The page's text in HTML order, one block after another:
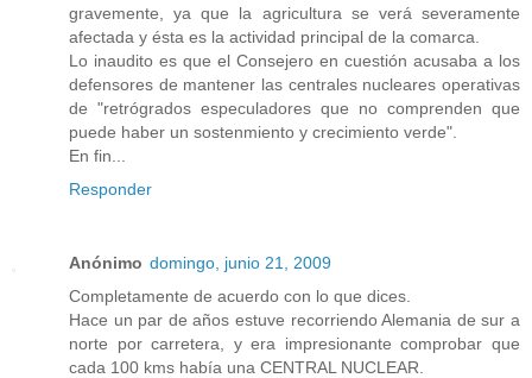
gravemente, ya que la agricultura se verá severamente
afectada y ésta es la actividad principal de la comarca.
Lo inaudito es que el Consejero en cuestión acusaba a los
defensores de mantener las centrales nucleares operativas
de "retrógrados especuladores que no comprenden que
puede haber un sostenmiento y crecimiento verde".
En fin...
Responder
Anónimo domingo, junio 21, 2009
Completamente de acuerdo con lo que dices.
Hace un par de años estuve recorriendo Alemania de sur a
norte por carretera, y era impresionante comprobar que
cada 100 kms había una CENTRAL NUCLEAR.